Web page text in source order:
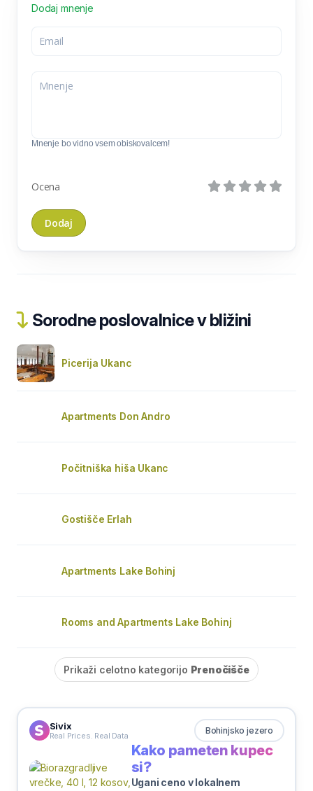
Dodaj mnenje
Mnenje bo vidno vsem obiskovalcem!
Ocena
Sorodne poslovalnice v bližini
Picerija Ukanc
Apartments Don Andro
Počitniška hiša Ukanc
Gostišče Erlah
Apartments Lake Bohinj
Rooms and Apartments Lake Bohinj
Prikaži celotno kategorijo Prenočišče
Sivix
Real Prices. Real Data Bohinjsko jezero
Kako pameten kupec
si?
Ugani ceno v lokalnem